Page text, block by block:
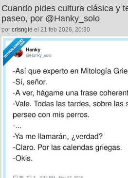
Cuando pides cultura clásica y
paseo, por @Hanky_solo
por crisngie el 21 feb 2026, 20:30